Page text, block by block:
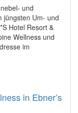
und
jüngsten Um- und
Hotel Resort &
Wellness und
im
in Ebner’s